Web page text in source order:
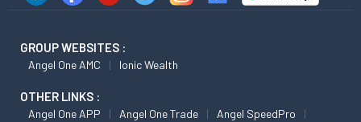
GROUP WEBSITES :
Angel One AMC Ionic Wealth
OTHER LINKS :
Angel One APP Angel One Trade
Angel SpeedPro